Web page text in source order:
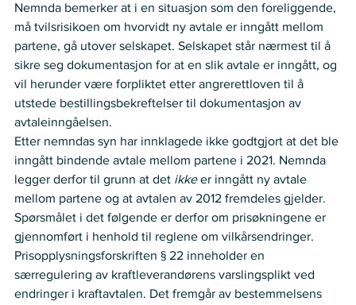
Nemnda bemerker at i en situasjon som den foreliggende,
må tvilsrisikoen om hvorvidt ny avtale er inngått mellom
partene, gå utover selskapet. Selskapet står nærmest til å
sikre seg dokumentasjon for at en slik avtale er inngått, og
vil herunder være forpliktet etter angrerettloven til å
utstede bestillingsbekreftelser til dokumentasjon av
avtaleinngåelsen.
Etter nemndas syn har innklagede ikke godtgjort at det ble
inngått bindende avtale mellom partene i 2021. Nemnda
legger derfor til grunn at det ikke er inngått ny avtale
mellom partene og at avtalen av 2012 fremdeles gjelder.
Spørsmålet i det følgende er derfor om prisøkningene er
gjennomført i henhold til reglene om vilkårsendringer.
Prisopplysningsforskriften § 22 inneholder en
særregulering av kraftleverandørens varslingsplikt ved
endringer i kraftavtalen. Det fremgår av bestemmelsens